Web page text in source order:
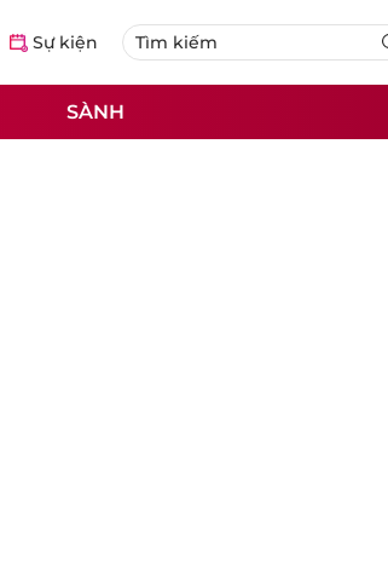
Sự kiện
SÀNH